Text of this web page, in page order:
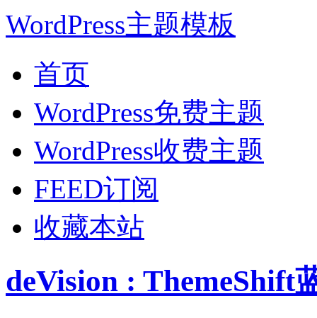
WordPress主题模板
首页
WordPress免费主题
WordPress收费主题
FEED订阅
收藏本站
deVision : ThemeShift